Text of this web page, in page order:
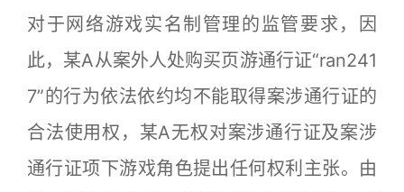
对于网络游戏实名制管理的监管要求，因
此，某A从案外人处购买页游通行证“ran241
7”的行为依法依约均不能取得案涉通行证的
合法使用权，某A无权对案涉通行证及案涉
通行证项下游戏角色提出任何权利主张。由